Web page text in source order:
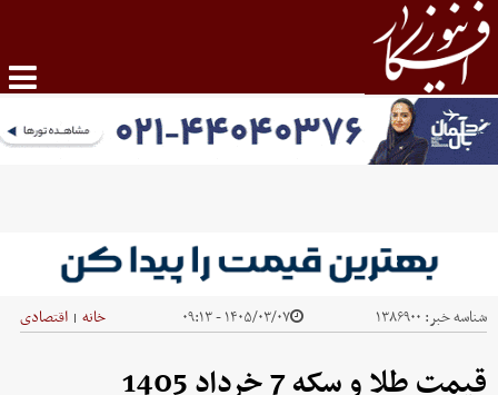
شناسه خبر: ۱۳۸۶۹۰۰ ۱۴۰۵/۰۳/۰۷ - ۰۹:۱۳ خانه | اقتصادی
قیمت طلا و سکه 7 خرداد 1405